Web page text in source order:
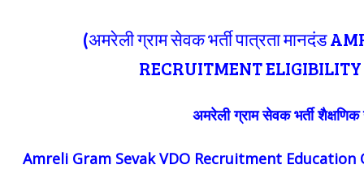
(अमरेली ग्राम सेवक भर्ती पात्रता मानदंड
RECRUITMENT
अमरेलीग्राम सेवक भर्ती शैक्षणिक
Amreli Gram Sevak VDO Recruitment Education